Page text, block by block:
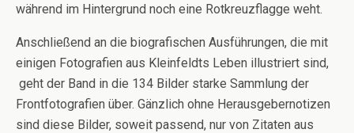
während im Hintergrund noch eine Rotkreuzflagge weht.
Anschließend an die biografischen Ausführungen, die mit
einigen Fotografien aus Kleinfeldts Leben illustriert sind,
geht der Band in die 134 Bilder starke Sammlung der
Frontfotografien über. Gänzlich ohne Herausgebernotizen
sind diese Bilder, soweit passend, nur von Zitaten aus